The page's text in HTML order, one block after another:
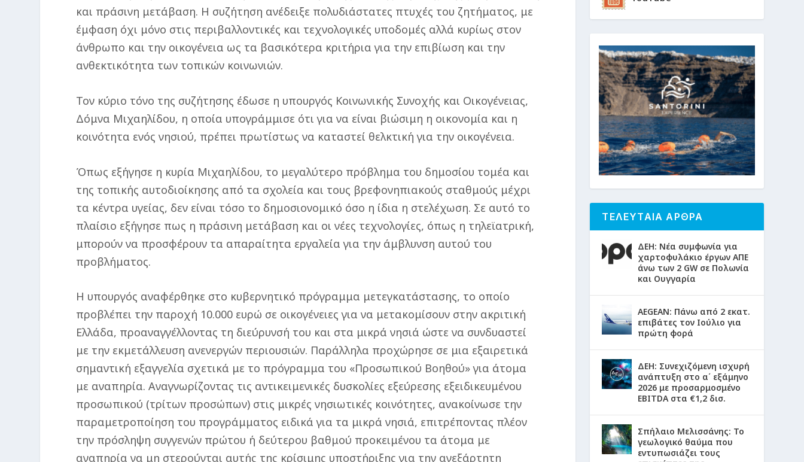
και πράσινη μετάβαση. Η συζήτηση ανέδειξε πολυδιάστατες πτυχές του ζητήματος, με
έμφαση όχι μόνο στις περιβαλλοντικές και τεχνολογικές υποδομές αλλά κυρίως στον
άνθρωπο και την οικογένεια ως τα βασικότερα κριτήρια για την επιβίωση και την
ανθεκτικότητα των τοπικών κοινωνιών.
Τον κύριο τόνο της συζήτησης έδωσε η υπουργός Κοινωνικής Συνοχής και Οικογένειας,
Δόμνα Μιχαηλίδου, η οποία υπογράμμισε ότι για να είναι βιώσιμη η οικονομία και η
κοινότητα ενός νησιού, πρέπει πρωτίστως να καταστεί θελκτική για την οικογένεια.
Όπως εξήγησε η κυρία Μιχαηλίδου, το μεγαλύτερο πρόβλημα του δημοσίου τομέα και
της τοπικής αυτοδιοίκησης από τα σχολεία και τους βρεφονηπιακούς σταθμούς μέχρι
τα κέντρα υγείας, δεν είναι τόσο το δημοσιονομικό όσο η ίδια η στελέχωση. Σε αυτό το
πλαίσιο εξήγησε πως η πράσινη μετάβαση και οι νέες τεχνολογίες, όπως η τηλεϊατρική,
μπορούν να προσφέρουν τα απαραίτητα εργαλεία για την άμβλυνση αυτού του
προβλήματος.
Η υπουργός αναφέρθηκε στο κυβερνητικό πρόγραμμα μετεγκατάστασης, το οποίο
προβλέπει την παροχή 10.000 ευρώ σε οικογένειες για να μετακομίσουν στην ακριτική
Ελλάδα, προαναγγέλλοντας τη διεύρυνσή του και στα μικρά νησιά ώστε να συνδυαστεί
με την εκμετάλλευση ανενεργών περιουσιών. Παράλληλα προχώρησε σε μια εξαιρετικά
σημαντική εξαγγελία σχετικά με το πρόγραμμα του «Προσωπικού Βοηθού» για άτομα
με αναπηρία. Αναγνωρίζοντας τις αντικειμενικές δυσκολίες εξεύρεσης εξειδικευμένου
προσωπικού (τρίτων προσώπων) στις μικρές νησιωτικές κοινότητες, ανακοίνωσε την
παραμετροποίηση του προγράμματος ειδικά για τα μικρά νησιά, επιτρέποντας πλέον
την πρόσληψη συγγενών πρώτου ή δεύτερου βαθμού προκειμένου τα άτομα με
αναπηρία να μη στερούνται αυτής της κρίσιμης υποστήριξης για την ανεξάρτητη
ΤΕΛΕΥΤΑΙΑ ΑΡΘΡΑ
ΔΕΗ: Νέα συμφωνία για
χαρτοφυλάκιο έργων ΑΠΕ
άνω των 2 GW σε Πολωνία
και Ουγγαρία
AEGEAN: Πάνω από 2 εκατ.
επιβάτες τον Ιούλιο για
πρώτη φορά
ΔΕΗ: Συνεχιζόμενη ισχυρή
ανάπτυξη στο α΄ εξάμηνο
2026 με προσαρμοσμένο
EBITDA στα €1,2 δισ.
Σπήλαιο Μελισσάνης: Το
γεωλογικό θαύμα που
εντυπωσιάζει τους